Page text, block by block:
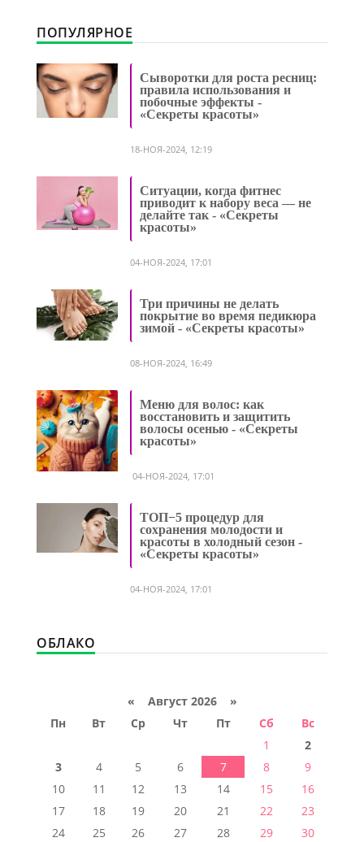
ПОПУЛЯРНОЕ
Сыворотки для роста ресниц:
правила использования и
побочные эффекты -
«Секреты красоты»
18-НОЯ-2024, 12:19
Ситуации, когда фитнес
приводит к набору веса — не
делайте так - «Секреты
красоты»
04-НОЯ-2024, 17:01
Три причины не делать
покрытие во время педикюра
зимой - «Секреты красоты»
08-НОЯ-2024, 16:49
Меню для волос: как
восстановить и защитить
волосы осенью - «Секреты
красоты»
04-НОЯ-2024, 17:01
ТОП−5 процедур для
сохранения молодости и
красоты в холодный сезон -
«Секреты красоты»
04-НОЯ-2024, 17:01
ОБЛАКО
« Август 2026 »
Пн
Вт Ср Чт Пт Сб
Вс
1
2
3
4 5 6 7 8
9
10
11 12 13 14 15
16
17
18 19 20 21 22
23
24
25 26 27 28 29
30